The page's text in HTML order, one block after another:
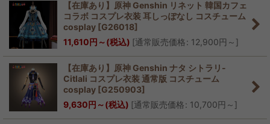
【在庫あり】原神 Genshin リネット 韓国カフェ
コラボ コスプレ衣装 耳しっぽなし コスチューム
cosplay [G26018]
11,610円 ～(税込) [通常販売価格: 12,900円 ～ ]
【在庫あり】原神 Genshin ナタ シトラリ-
Citlali コスプレ衣装 通常版 コスチューム
cosplay [G250903]
9,630円 ～(税込) [通常販売価格: 10,700円 ～ ]